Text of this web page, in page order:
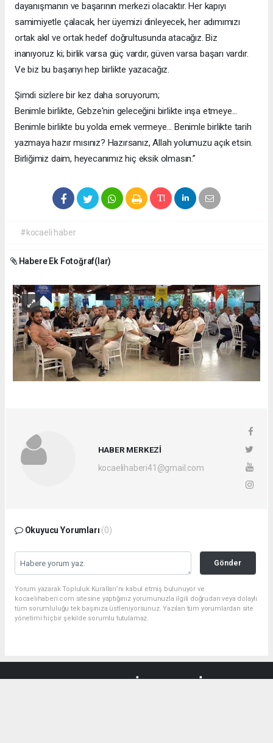
dayanışmanın ve başarının merkezi olacaktır. Her kapıyı
samimiyetle çalacak, her üyemizi dinleyecek, her adımımızı
ortak akıl ve ortak hedef doğrultusunda atacağız. Biz
inanıyoruz ki; birlik varsa güç vardır, güven varsa başarı vardır.
Ve biz bu başarıyı hep birlikte yazacağız.
Şimdi sizlere bir kez daha soruyorum;
Benimle birlikte, Gebze'nin geleceğini birlikte inşa etmeye...
Benimle birlikte bu yolda emek vermeye... Benimle birlikte tarih
yazmaya hazır mısınız? Hazırsanız, Allah yolumuzu açık etsin.
Birliğimiz daim, heyecanımız hiç eksik olmasın.”
#kocaeli haber
Habere Ek Fotoğraf(lar)
HABER MERKEZİ
kocaelihaberi41@gmail.com
Okuyucu Yorumları (0)
Gönder
Yorum yazarak Topluluk Kuralları’nı kabul etmiş bulunuyor ve
kocaelihaberi.com sitesine yaptığınız yorumunuzla ilgili doğrudan veya dolaylı
tüm sorumluluğu tek başınıza üstleniyorsunuz. Yazılan tüm yorumlardan site
yönetimi hiçbir şekilde sorumlu tutulamaz.